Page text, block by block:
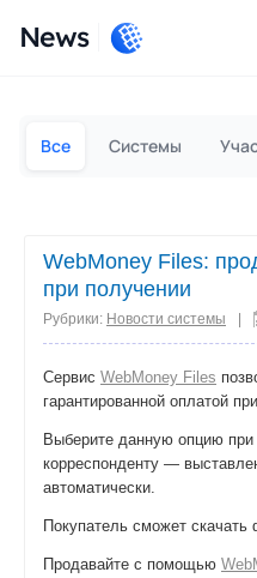
News
Все Системы
WebMoney Files:
при получении
Рубрики: Новости системы
Сервис WebMoney Files
гарантированной оплатой
Выберите данную опцию
корреспонденту —
автоматически.
Покупатель сможет
Продавайте с помощью